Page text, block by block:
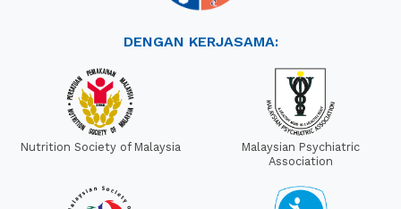
DENGAN KERJASAMA:
Nutrition Society of Malaysia
Malaysian Psychiatric
Association